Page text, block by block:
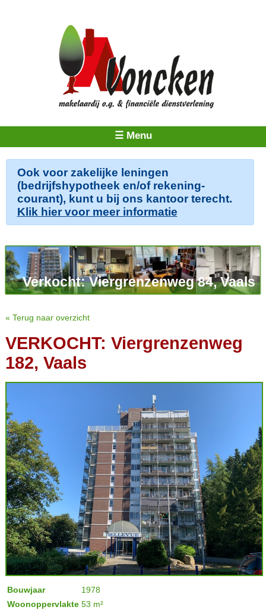
☰ Menu
Ook voor zakelijke leningen
(bedrijfshypotheek en/of rekening-
courant), kunt u bij ons kantoor terecht.
Klik hier voor meer informatie
Verkocht: Viergrenzenweg 84, Vaals
« Terug naar overzicht
VERKOCHT: Viergrenzenweg
182, Vaals
Bouwjaar
1978
Woonoppervlakte 53 m²